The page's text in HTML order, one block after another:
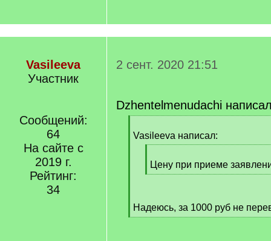
Vasileeva
Участник
Сообщений:
64
На сайте с
2019 г.
Рейтинг:
34
2 сент. 2020 21:51
Dzhentelmenudachi
q
Vasileeva написал:
q
]
Цену при приеме
[
]
Надеюсь, за 1000 руб не
[